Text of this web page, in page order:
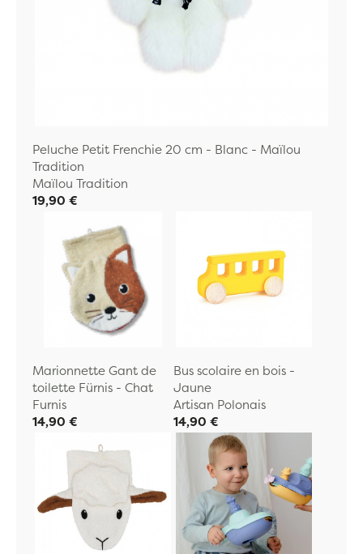
Peluche Petit Frenchie 20 cm - Blanc - Maïlou
Tradition
Maïlou Tradition
19,90 €
Marionnette Gant de
toilette Fürnis - Chat
Furnis
14,90 €
Bus scolaire en bois -
Jaune
Artisan Polonais
14,90 €